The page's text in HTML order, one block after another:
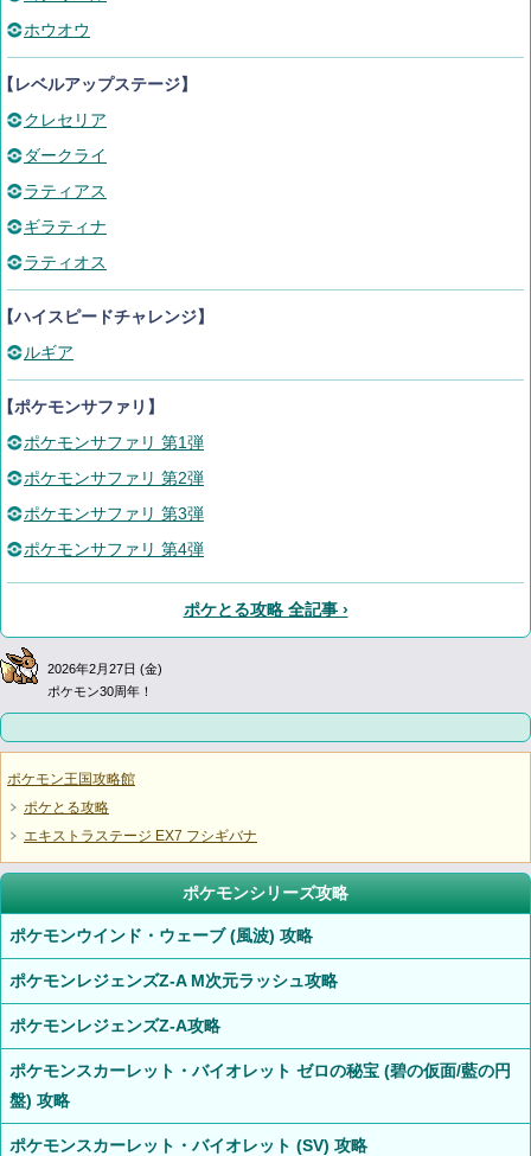
ホウオウ
レベルアップステージ】
クレセリア
ダークライ
ラティアス
ギラティナ
ラティオス
ハイスピードチャレンジ】
ルギア
ポケモンサファリ】
ポケモンサファリ 第1弾
ポケモンサファリ 第2弾
ポケモンサファリ 第3弾
ポケモンサファリ 第4弾
ポケとる攻略 全記事 ›
2026年2月27日 (金)
ポケモン30周年！
ポケモン王国攻略館
ポケとる攻略
エキストラステージ EX7 フシギバナ
ポケモンシリーズ攻略
ポケモンウインド・ウェーブ (風波) 攻略
ポケモンレジェンズZ-A M次元ラッシュ攻略
ポケモンレジェンズZ-A攻略
ポケモンスカーレット・バイオレット ゼロの秘宝 (碧の仮面/藍の円
盤) 攻略
ポケモンスカーレット・バイオレット (SV) 攻略